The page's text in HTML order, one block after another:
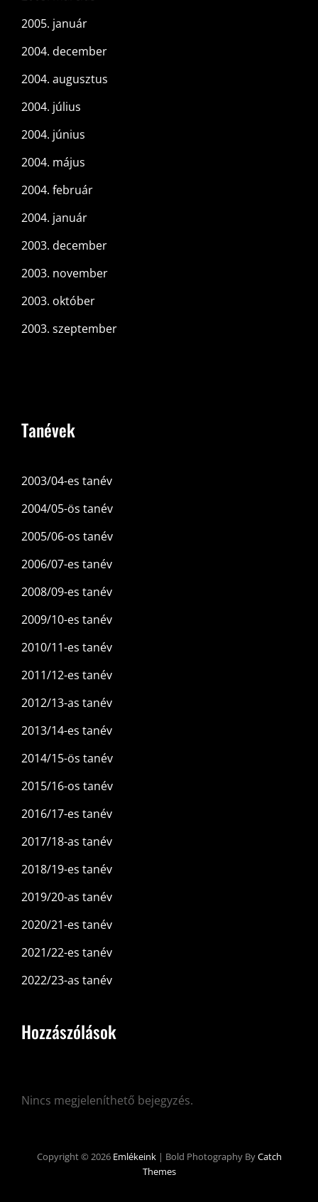
2005. január
2004. december
2004. augusztus
2004. július
2004. június
2004. május
2004. február
2004. január
2003. december
2003. november
2003. október
2003. szeptember
Tanévek
2003/04-es tanév
2004/05-ös tanév
2005/06-os tanév
2006/07-es tanév
2008/09-es tanév
2009/10-es tanév
2010/11-es tanév
2011/12-es tanév
2012/13-as tanév
2013/14-es tanév
2014/15-ös tanév
2015/16-os tanév
2016/17-es tanév
2017/18-as tanév
2018/19-es tanév
2019/20-as tanév
2020/21-es tanév
2021/22-es tanév
2022/23-as tanév
Hozzászólások
Nincs megjeleníthető bejegyzés.
Copyright © 2026 Emlékeink | Bold Photography ByCatch
Themes